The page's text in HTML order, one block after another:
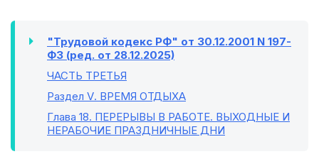
"Трудовой кодекс РФ" от 30.12.2001 N 197-
ФЗ (ред. от 28.12.2025)
ЧАСТЬ ТРЕТЬЯ
Раздел V. ВРЕМЯ ОТДЫХА
Глава 18. ПЕРЕРЫВЫ В РАБОТЕ. ВЫХОДНЫЕ И
НЕРАБОЧИЕ ПРАЗДНИЧНЫЕ ДНИ